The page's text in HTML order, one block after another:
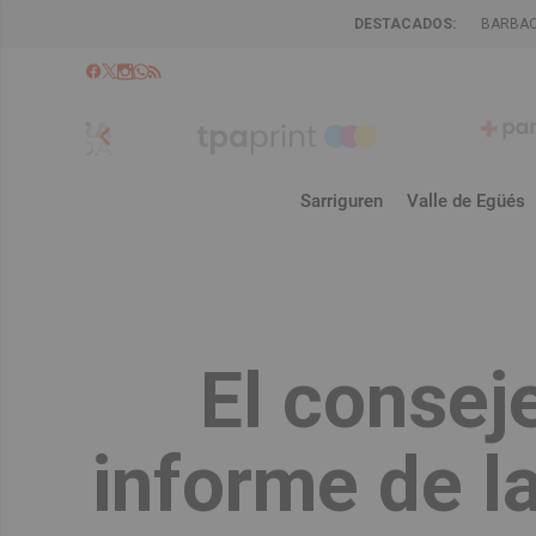
DESTACADOS:
chevron_left
Sarriguren Valle de Egüés
El
informe de